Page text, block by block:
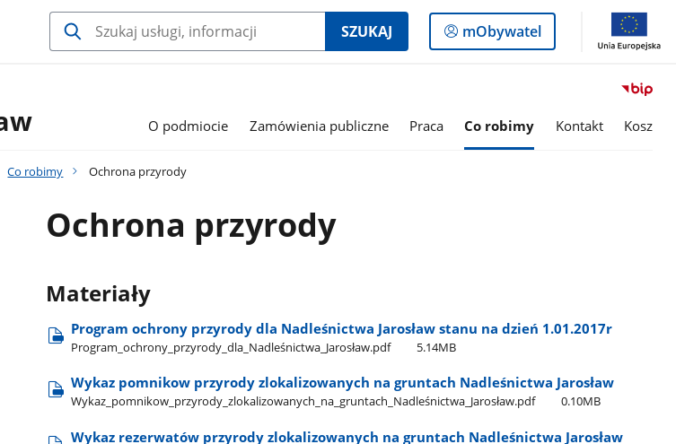
SZUKAJ
Logowanie
do
mObywatel
O podmiocie Zamówienia publiczne Praca Co robimy Kontakt Kosz
Co robimy Ochrona przyrody
Ochrona przyrody
Materiały
Program ochrony przyrody dla Nadleśnictwa Jarosław stanu na dzień 1.01.2017r
Program​_ochrony​_przyrody​_dla​_Nadleśnictwa​_Jarosław.pdf 5.14MB
Wykaz pomnikow przyrody zlokalizowanych na gruntach Nadleśnictwa Jarosław
Wykaz​_pomnikow​_przyrody​_zlokalizowanych​_na​_gruntach​_Nadleśnictwa​_Jarosław.pdf 0.10MB
Wykaz rezerwatów przyrody zlokalizowanych na gruntach Nadleśnictwa Jarosław